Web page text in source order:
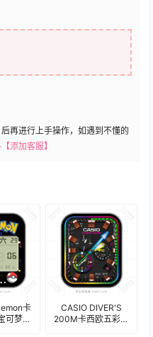
后再进行上手操作，如遇到不懂的
添加客服】
卡
可梦简
CASIO DIVER'S
200M卡西欧五彩三